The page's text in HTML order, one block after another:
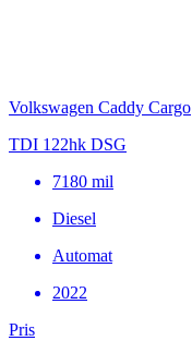
Volkswagen Caddy Cargo
TDI 122hk DSG
7180 mil
Diesel
Automat
2022
Pris